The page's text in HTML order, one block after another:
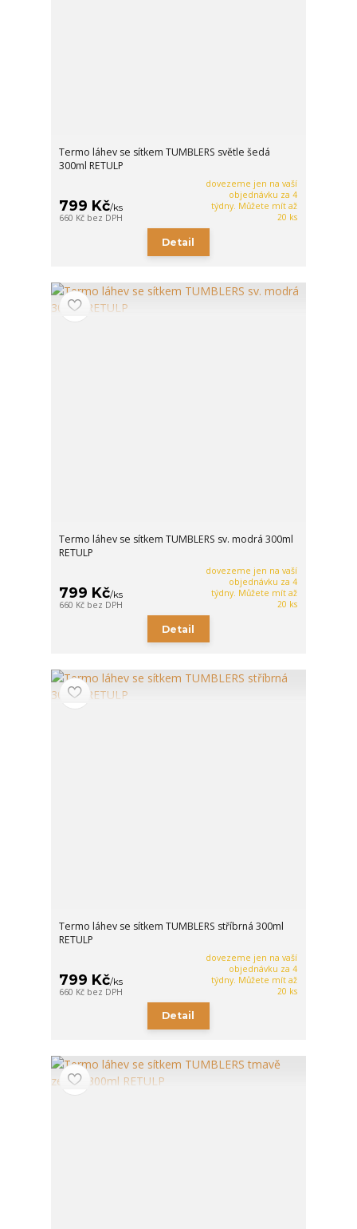
Termo láhev se sítkem TUMBLERS světle šedá
300ml RETULP
799 Kč/ks
660 Kč bez DPH
dovezeme jen na vaší
objednávku za 4
týdny. Můžete mít až
20 ks
Detail
Termo láhev se sítkem TUMBLERS sv. modrá 300ml
RETULP
799 Kč/ks
660 Kč bez DPH
dovezeme jen na vaší
objednávku za 4
týdny. Můžete mít až
20 ks
Detail
Termo láhev se sítkem TUMBLERS stříbrná 300ml
RETULP
799 Kč/ks
660 Kč bez DPH
dovezeme jen na vaší
objednávku za 4
týdny. Můžete mít až
20 ks
Detail